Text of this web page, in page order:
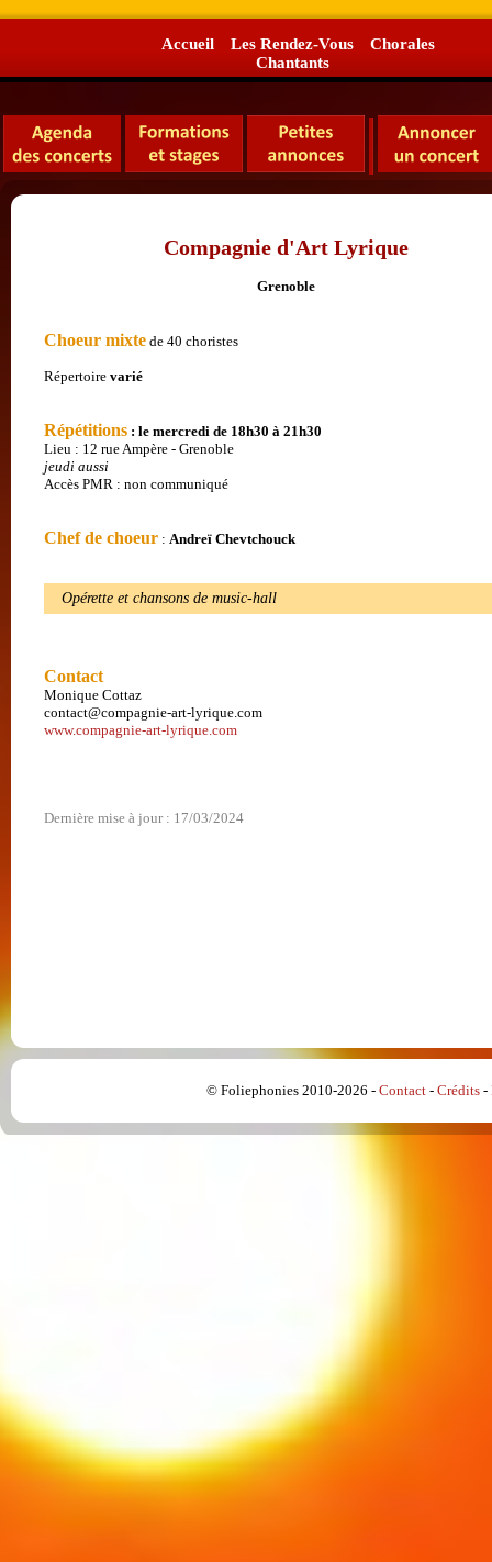
Accueil
Les Rendez-Vous
Chantants
Chorales
Compagnie d'Art Lyrique
Grenoble
Choeur mixte de 40 choristes
Répertoire varié
Répétitions : le mercredi de 18h30 à 21h30
Lieu : 12 rue Ampère - Grenoble
jeudi aussi
Accès PMR : non communiqué
Chef de choeur : Andreï Chevtchouck
Opérette et chansons de music-hall
Contact
Monique Cottaz
contact@compagnie-art-lyrique.com
www.compagnie-art-lyrique.com
Dernière mise à jour : 17/03/2024
© Foliephonies 2010-2026 - Contact- Crédits-